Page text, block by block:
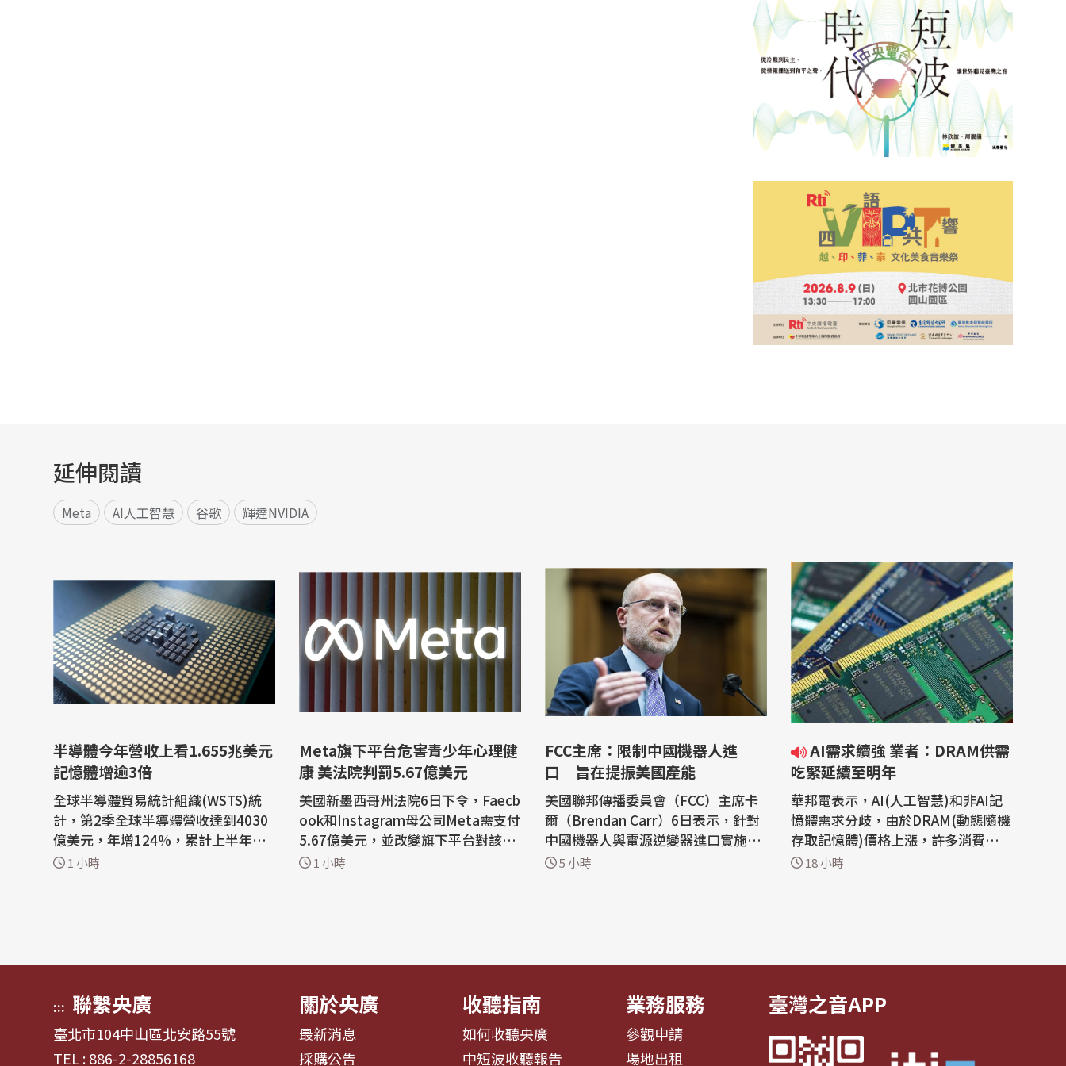
延伸閱讀
Meta AI人工智慧 谷歌 輝達NVIDIA
半導體今年營收上看1.655兆美元
記憶體增逾3倍
全球半導體貿易統計組織(WSTS)統
計，第2季全球半導體營收達到4030
億美元，年增124%，累計上半年營
收7020億美元，年增102%，預期20
1 小時
Meta旗下平台危害青少年心理健
康 美法院判罰5.67億美元
美國新墨西哥州法院6日下令，Faecb
ook和Instagram母公司Meta需支付
5.67億美元，並改變旗下平台對該州
青少年用戶的運作方式。在此之前，
1 小時
FCC主席：限制中國機器人進
口 旨在提振美國產能
美國聯邦傳播委員會（FCC）主席卡
爾（Brendan Carr）6日表示，針對
中國機器人與電源逆變器進口實施的
限制措施，旨在快速激發美國國內生
5 小時
AI需求續強 業者：DRAM供需
吃緊延續至明年
華邦電表示，AI(人工智慧)和非AI記
憶體需求分歧，由於DRAM(動態隨機
存取記憶體)價格上漲，許多消費性客
戶因預算考量降規。不過，由AI驅動
18 小時
::: 聯繫央廣
臺北市104中山區北安路55號
TEL : 886-2-28856168
關於央廣
最新消息
採購公告
收聽指南
如何收聽央廣
中短波收聽報告
業務服務
參觀申請
場地出租
臺灣之音APP